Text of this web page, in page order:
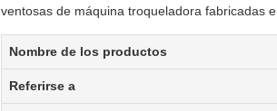
ventosas de máquina troqueladora fabricadas
Nombre de los productos
Referirse a